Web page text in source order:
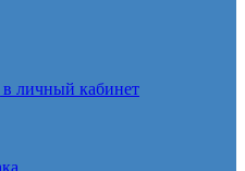
в личный кабинет